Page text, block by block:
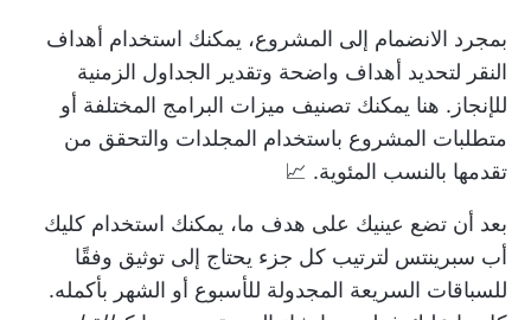
بمجرد الانضمام إلى المشروع، يمكنك استخدام أهداف
النقر لتحديد أهداف واضحة وتقدير الجداول الزمنية
للإنجاز. هنا يمكنك تصنيف ميزات البرامج المختلفة أو
متطلبات المشروع باستخدام المجلدات والتحقق من
تقدمها بالنسب المئوية. 📈
بعد أن تضع عينيك على هدف ما، يمكنك استخدام كليك
أب سبرينتس لترتيب كل جزء يحتاج إلى توثيق وفقًا
للسباقات السريعة المجدولة للأسبوع أو الشهر بأكمله.